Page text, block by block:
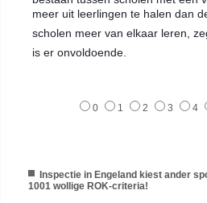
meer uit leerlingen te halen dan
scholen meer van elkaar leren,
is er onvoldoende.
0 1 2 3 4
Inspectie in Engeland kiest ander
1001 wollige ROK-criteria!